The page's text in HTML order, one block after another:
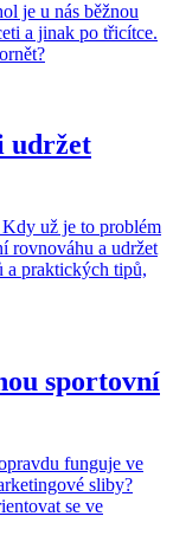
je u nás běžnou
a jinak po třicítce.
udržet
Kdy už je to problém
rovnováhu a udržet
a praktických tipů,
sportovní
funguje ve
sliby?
se ve